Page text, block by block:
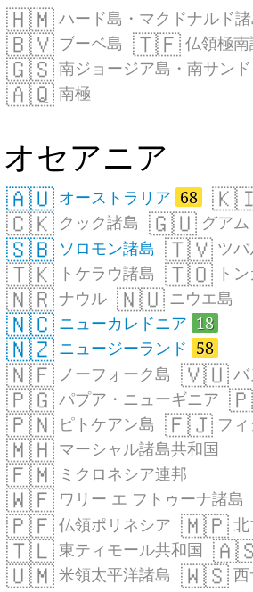
🇭🇲 ハード島・マクドナルド
🇧🇻 ブーベ島 🇹🇫 仏領極南
🇬🇸 南ジョージア島・南サン
🇦🇶 南極
オセアニア
🇦🇺 オーストラリア 68
🇨🇰 クック諸島 🇬🇺 グアム
🇸🇧 ソロモン諸島 🇹🇻 ツ
🇹🇰 トケラウ諸島 🇹🇴 ト
🇳🇷 ナウル 🇳🇺 ニウエ島
🇳🇨 ニューカレドニア 18
🇳🇿 ニュージーランド 58
🇳🇫 ノーフォーク島 🇻🇺 バ
🇵🇬 パプア・ニューギニア
🇵🇳 ピトケアン島 🇫🇯 フ
🇲🇭 マーシャル諸島共和国
🇫🇲 ミクロネシア連邦
🇼🇫 ワリー エ フトゥーナ諸島
🇵🇫 仏領ポリネシア 🇲🇵 北
🇹🇱 東ティモール共和国
🇺🇲 米領太平洋諸島 🇼🇸 西